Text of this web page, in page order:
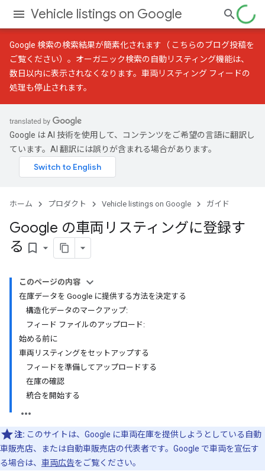
Vehicle listings on Google
Google 検索の検索結果が簡素化されます（ こちらのブログ投稿を
ご覧ください）。オーガニック検索の自動リスティング機能は、
数日以内に表示されなくなります。車両リスティング フィードの
処理も停止されます。
Google は AI 技術を使用して、コンテンツをご希望の言語に翻訳し
ています。AI 翻訳には誤りが含まれる場合があります。
ホーム プロダクト Vehicle listings on Google ガイド
Google の車両リスティングに登録す
る bookmark_border
このページの内容
在庫データを Google に提供する方法を決定する
構造化データのマークアップ:
フィード ファイルのアップロード:
始める前に
車両リスティングをセットアップする
フィードを準備してアップロードする
在庫の確認
統合を開始する
注: このサイトは、Google に車両在庫を提供しようとしている自動
車販売店、または自動車販売店の代表者です。Google で車両を宣伝す
る場合は、 車両広告をご覧ください。